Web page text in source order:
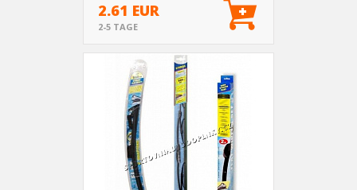
2.61 EUR
2-5 TAGE